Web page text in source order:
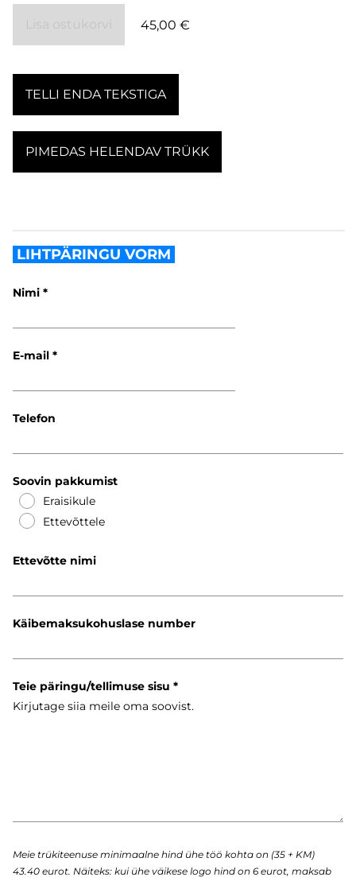
45,00 €
TELLI ENDA TEKSTIGA
PIMEDAS HELENDAV TRÜKK
LIHTPÄRINGU VORM
Nimi
E-mail
Telefon
Soovin pakkumist
Eraisikule
Ettevõttele
Ettevõtte nimi
Käibemaksukohuslase number
Teie päringu/tellimuse sisu
Meie trükiteenuse minimaalne hind ühe töö kohta on (35 + KM)
43.40 eurot. Näiteks: kui ühe väikese logo hind on 6 eurot, maksab